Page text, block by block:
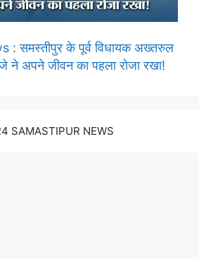
समस्तीपुर के पूर्व विधायक अख्तरुल
ने अपने जीवन का पहला रोजा रखा!
SAMASTIPUR NEWS